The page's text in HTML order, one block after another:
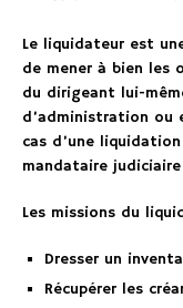
Le liquidateur est
de mener à bien les
du dirigeant lui-
d’administration ou
cas d’une
mandataire
Les missions du
Dresser un
Récupérer les